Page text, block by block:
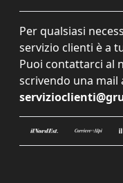
Per qualsiasi
servizio clienti è a
Puoi contattarci al
scrivendo una mail